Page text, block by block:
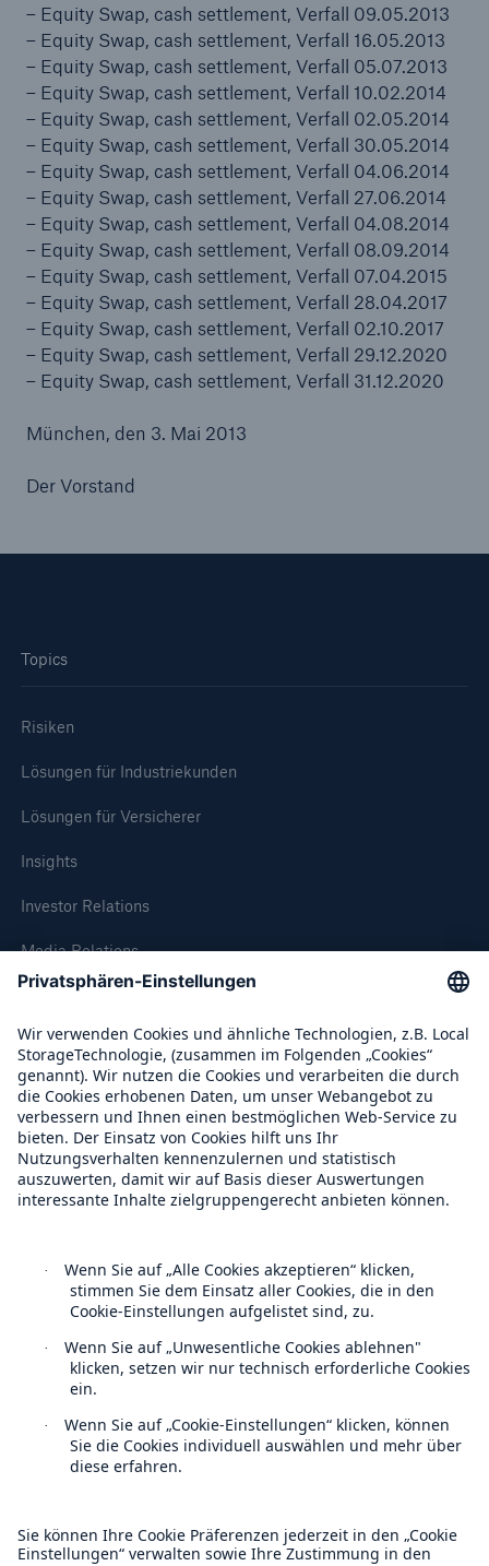
– Equity Swap, cash settlement, Verfall 09.05.2013
– Equity Swap, cash settlement, Verfall 16.05.2013
– Equity Swap, cash settlement, Verfall 05.07.2013
– Equity Swap, cash settlement, Verfall 10.02.2014
– Equity Swap, cash settlement, Verfall 02.05.2014
– Equity Swap, cash settlement, Verfall 30.05.2014
– Equity Swap, cash settlement, Verfall 04.06.2014
– Equity Swap, cash settlement, Verfall 27.06.2014
– Equity Swap, cash settlement, Verfall 04.08.2014
– Equity Swap, cash settlement, Verfall 08.09.2014
– Equity Swap, cash settlement, Verfall 07.04.2015
– Equity Swap, cash settlement, Verfall 28.04.2017
– Equity Swap, cash settlement, Verfall 02.10.2017
– Equity Swap, cash settlement, Verfall 29.12.2020
– Equity Swap, cash settlement, Verfall 31.12.2020
München, den 3. Mai 2013
Der Vorstand
Topics
Risiken
Lösungen für Industriekunden
Lösungen für Versicherer
Insights
Investor Relations
Media Relations
Compliance
Über Munich Re
Munich Re Weltweit
Datenschutz
Rechtliche Hinweise